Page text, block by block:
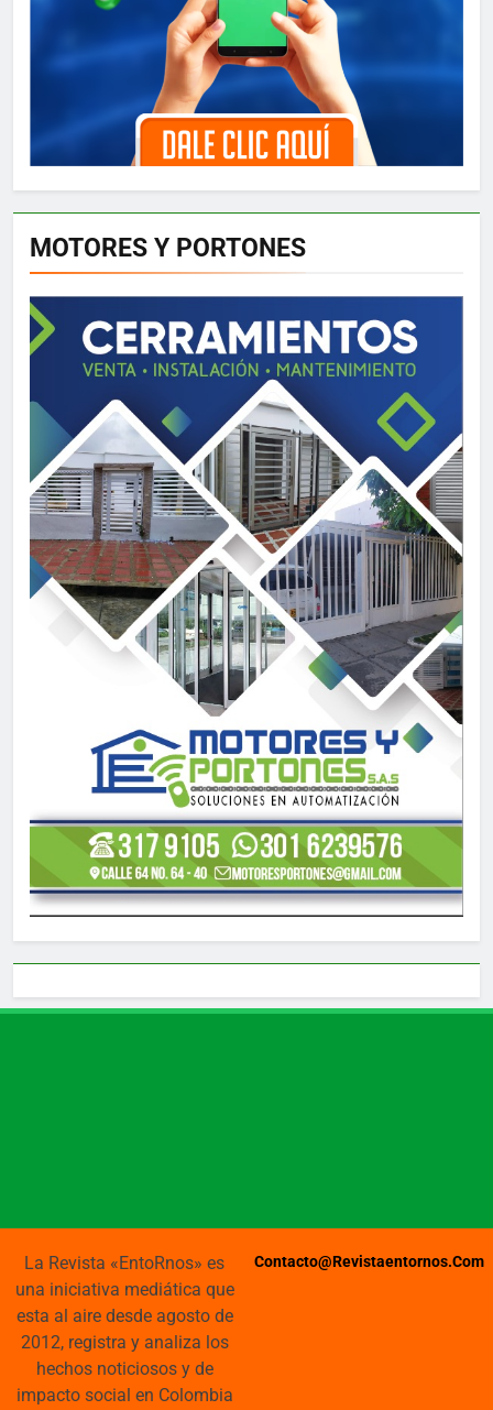
MOTORES Y PORTONES
La Revista «EntoRnos» es
una iniciativa mediática que
esta al aire desde agosto de
2012, registra y analiza los
hechos noticiosos y de
impacto social en Colombia
Contacto@revistaentornos.com